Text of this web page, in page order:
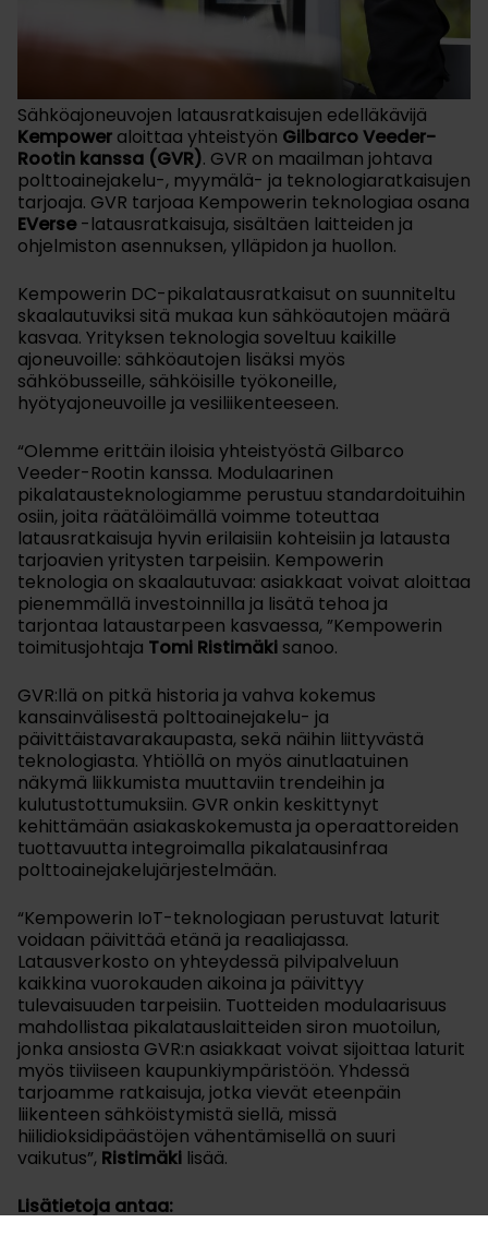
Sähköajoneuvojen latausratkaisujen edelläkävijä
Kempower aloittaa yhteistyön Gilbarco Veeder-
Rootin kanssa (GVR). GVR on maailman johtava
polttoainejakelu-, myymälä- ja teknologiaratkaisujen
tarjoaja. GVR tarjoaa Kempowerin teknologiaa osana
EVerse-latausratkaisuja, sisältäen laitteiden ja
ohjelmiston asennuksen, ylläpidon ja huollon.
Kempowerin DC-pikalatausratkaisut on suunniteltu
skaalautuviksi sitä mukaa kun sähköautojen määrä
kasvaa. Yrityksen teknologia soveltuu kaikille
ajoneuvoille: sähköautojen lisäksi myös
sähköbusseille, sähköisille työkoneille,
hyötyajoneuvoille ja vesiliikenteeseen.
“Olemme erittäin iloisia yhteistyöstä Gilbarco
Veeder-Rootin kanssa. Modulaarinen
pikalatausteknologiamme perustuu standardoituihin
osiin, joita räätälöimällä voimme toteuttaa
latausratkaisuja hyvin erilaisiin kohteisiin ja latausta
tarjoavien yritysten tarpeisiin. Kempowerin
teknologia on skaalautuvaa: asiakkaat voivat aloittaa
pienemmällä investoinnilla ja lisätä tehoa ja
tarjontaa lataustarpeen kasvaessa, ”Kempowerin
toimitusjohtaja Tomi Ristimäki sanoo.
GVR:llä on pitkä historia ja vahva kokemus
kansainvälisestä polttoainejakelu- ja
päivittäistavarakaupasta, sekä näihin liittyvästä
teknologiasta. Yhtiöllä on myös ainutlaatuinen
näkymä liikkumista muuttaviin trendeihin ja
kulutustottumuksiin. GVR onkin keskittynyt
kehittämään asiakaskokemusta ja operaattoreiden
tuottavuutta integroimalla pikalatausinfraa
polttoainejakelujärjestelmään.
“Kempowerin IoT-teknologiaan perustuvat laturit
voidaan päivittää etänä ja reaaliajassa.
Latausverkosto on yhteydessä pilvipalveluun
kaikkina vuorokauden aikoina ja päivittyy
tulevaisuuden tarpeisiin. Tuotteiden modulaarisuus
mahdollistaa pikalatauslaitteiden siron muotoilun,
jonka ansiosta GVR:n asiakkaat voivat sijoittaa laturit
myös tiiviiseen kaupunkiympäristöön. Yhdessä
tarjoamme ratkaisuja, jotka vievät eteenpäin
liikenteen sähköistymistä siellä, missä
hiilidioksidipäästöjen vähentämisellä on suuri
vaikutus”, Ristimäki lisää.
Lisätietoja antaa: